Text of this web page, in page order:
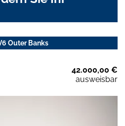
Outer Banks
42.000,00 €
ausweisbar